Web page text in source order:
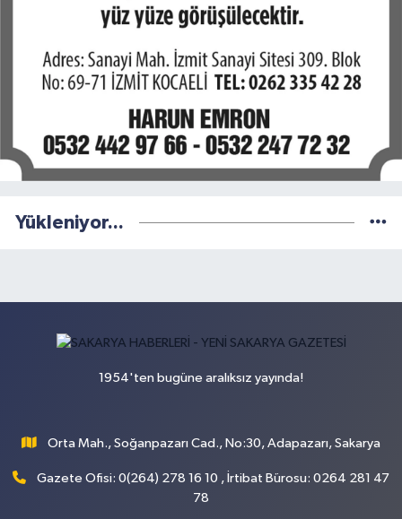
Yükleniyor...
1954'ten bugüne aralıksız yayında!
Orta Mah., Soğanpazarı Cad., No:30, Adapazarı, Sakarya
Gazete Ofisi: 0(264) 278 16 10 , İrtibat Bürosu: 0264 281 47
78